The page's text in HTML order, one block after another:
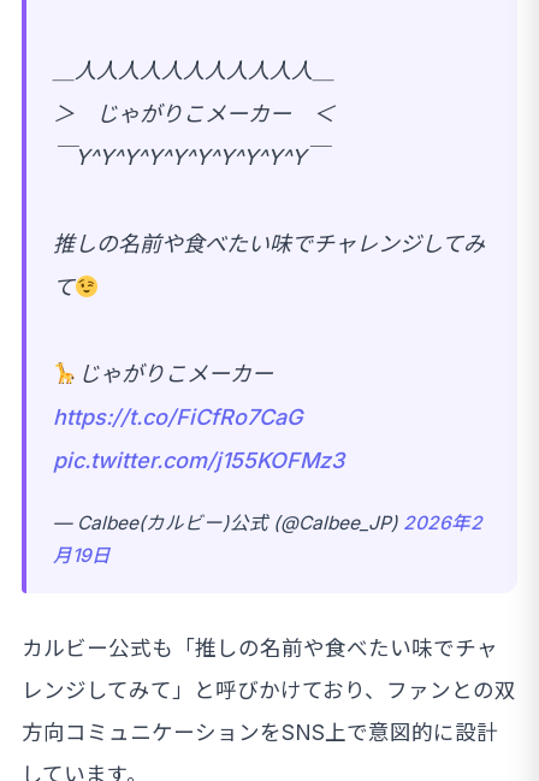
＿人人人人人人人人人人人＿
＞ じゃがりこメーカー ＜
￣Y^Y^Y^Y^Y^Y^Y^Y^Y^Y￣
推しの名前や食べたい味でチャレンジしてみ
て
じゃがりこメーカー
https://t.co/FiCfRo7CaG
pic.twitter.com/j155KOFMz3
— Calbee(カルビー)公式 (@Calbee_JP) 2026年2
月19日
カルビー公式も「推しの名前や食べたい味でチャ
レンジしてみて」と呼びかけており、ファンとの双
方向コミュニケーションをSNS上で意図的に設計
しています。